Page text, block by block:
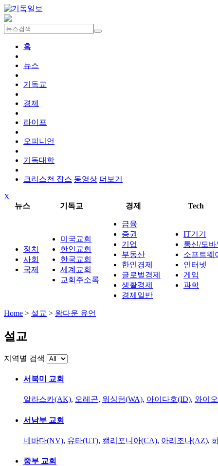
홈
뉴스
기독교
경제
라이프
오피니언
기독대학
크리스천 잡스 동영상 더보기
X
뉴스
기독교 경제 Tech
정치
사회
국제
미국교회
한인교회
한국교회
세계교회
교회주소록
금융
증권
기업
부동산
한인경제
글로벌경제
생활경제
경제일반
IT기기
통신/모
소프트웨
인터넷
게임
과학
Home > 설교 > 왕다운 유언
설교
지역별 검색
서북미 교회
알라스카(AK), 오레곤, 워싱턴(WA), 아이다호(ID), 와이
서남부 교회
네바다(NV), 유타(UT), 캘리포니아(CA), 아리조나(AZ),
중부 교회